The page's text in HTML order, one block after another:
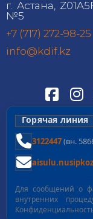
г. Астана,
№5
+7 (717) 272-98-25
info@kdif.kz
Горячая линия
3122447(вн.
Для сообщений о
внутренних